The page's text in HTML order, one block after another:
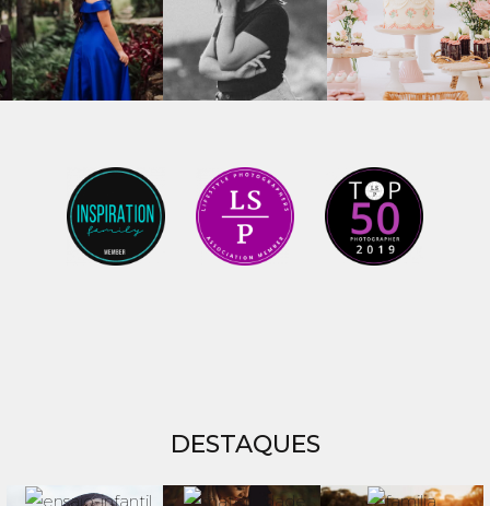
DESTAQUES